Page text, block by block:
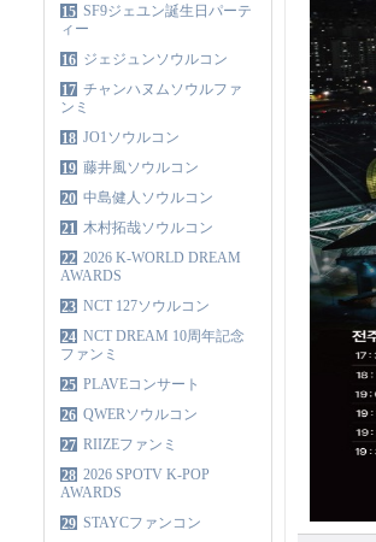
15 SF9ジェユン誕生日パーテ
ィー
16 ジェジュンソウルコン
17 チャンハヌムソウルファ
ンミ
18 JO1ソウルコン
19 藤井風ソウルコン
20 中島健人ソウルコン
21 木村拓哉ソウルコン
22 2026 K-WORLD DREAM
AWARDS
23 NCT 127ソウルコン
24 NCT DREAM 10周年記念
ファンミ
25 PLAVEコンサート
26 QWERソウルコン
27 RIIZEファンミ
28 2026 SPOTV K-POP
AWARDS
29 STAYCファンコン